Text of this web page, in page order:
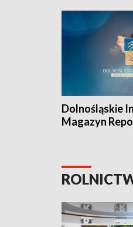
Dolnośląskie
Magazyn